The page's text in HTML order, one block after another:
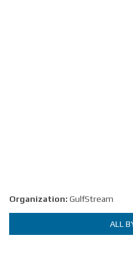
Organization: GulfStream
ALL